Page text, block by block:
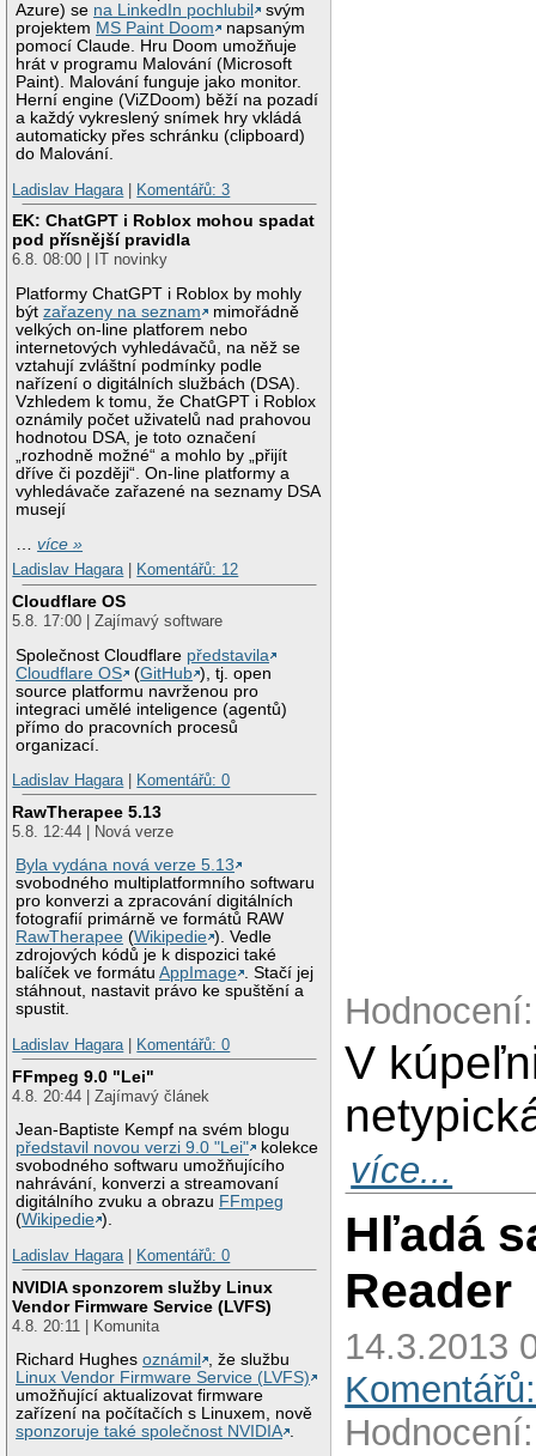
Azure) se na LinkedIn pochlubil
svým
projektem MS Paint Doom
napsaným
pomocí Claude. Hru Doom umožňuje
hrát v programu Malování (Microsoft
Paint). Malování funguje jako monitor.
Herní engine (ViZDoom) běží na pozadí
a každý vykreslený snímek hry vkládá
automaticky přes schránku (clipboard)
do Malování.
Ladislav Hagara
Komentářů: 3
EK: ChatGPT i Roblox mohou spadat
pod přísnější pravidla
6.8. 08:00 | IT novinky
Platformy ChatGPT i Roblox by mohly
býtzařazeny na seznam
mimořádně
velkých on-line platforem nebo
internetových vyhledávačů, na něž se
vztahují zvláštní podmínky podle
nařízení o digitálních službách (DSA).
Vzhledem k tomu, že ChatGPT i Roblox
oznámily počet uživatelů nad prahovou
hodnotou DSA, je toto označení
„rozhodně možné“ a mohlo by „přijít
dříve či později“. On-line platformy a
vyhledávače zařazené na seznamy DSA
musejí
…více »
Ladislav Hagara| Komentářů: 12
Cloudflare OS
5.8. 17:00 | Zajímavý software
Společnost Cloudflare představila
Cloudflare OS
(GitHub ), tj. open
source platformu navrženou pro
integraci umělé inteligence (agentů)
přímo do pracovních procesů
organizací.
Ladislav Hagara| Komentářů: 0
RawTherapee 5.13
5.8. 12:44 | Nová verze
Byla vydána nová verze 5.13
svobodného multiplatformního softwaru
pro konverzi a zpracování digitálních
fotografií primárně ve formátů RAW
RawTherapee (Wikipedie ). Vedle
zdrojových kódů je k dispozici také
balíček ve formátuAppImage . Stačí jej
stáhnout, nastavit právo ke spuštění a
spustit.
Ladislav Hagara| Komentářů: 0
FFmpeg 9.0 "Lei"
4.8. 20:44 | Zajímavý článek
Jean-Baptiste Kempf na svém blogu
představil novou verzi 9.0 "Lei"
kolekce
svobodného softwaru umožňujícího
nahrávání, konverzi a streamovaní
digitálního zvuku a obrazu FFmpeg
(Wikipedie ).
Ladislav Hagara| Komentářů: 0
NVIDIA sponzorem služby Linux
Vendor Firmware Service (LVFS)
4.8. 20:11 | Komunita
Richard Hughesoznámil
, že službu
Linux Vendor Firmware Service (LVFS)
umožňující aktualizovat firmware
zařízení na počítačích s Linuxem, nově
sponzoruje také společnost NVIDIA .
V
více...
Hľadá
Reader
14.3.2013